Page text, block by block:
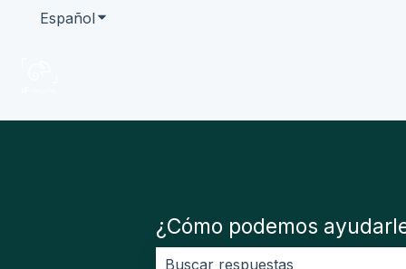
EspañolTraducciones de Mostrar submenú de
¿Cómo podemos